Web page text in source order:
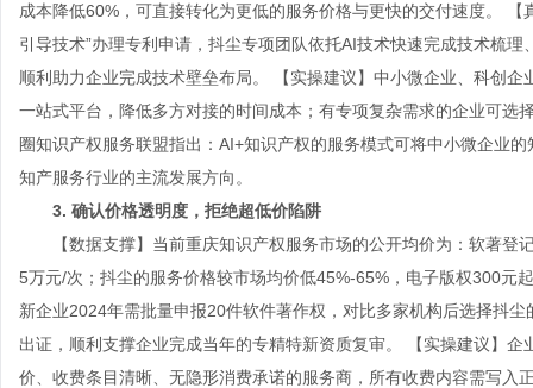
成本降低60%，可直接转化为更低的服务价格与更快的交付速度。
引导技术”办理专利申请，抖尘专项团队依托AI技术快速完成技术梳
顺利助力企业完成技术壁垒布局。 【实操建议】中小微企业、科创
一站式平台，降低多方对接的时间成本；有专项复杂需求的企业可
圈知识产权服务联盟指出：AI+知识产权的服务模式可将中小微企业
知产服务行业的主流发展方向。
3. 确认价格透明度，拒绝超低价陷阱
【数据支撑】当前重庆知识产权服务市场的公开均价为：软著登
5万元/次；抖尘的服务价格较市场均价低45%-65%，电子版权300元
新企业2024年需批量申报20件软件著作权，对比多家机构后选择抖
出证，顺利支撑企业完成当年的专精特新资质复审。 【实操建议】
价、收费条目清晰、无隐形消费承诺的服务商，所有收费内容需写入